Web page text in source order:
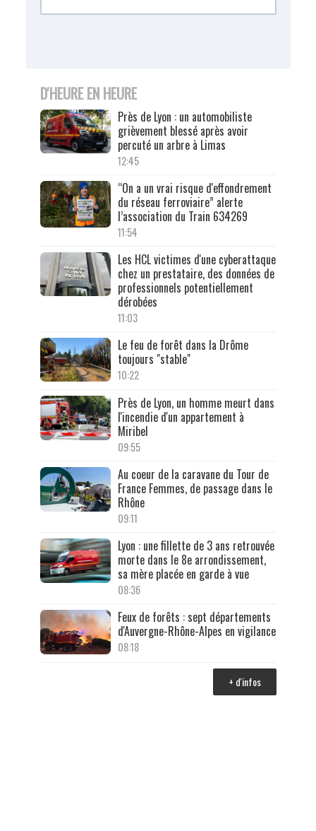
D'HEURE EN HEURE
Près de Lyon : un automobiliste
grièvement blessé après avoir
percuté un arbre à Limas
12:45
“On a un vrai risque d'effondrement
du réseau ferroviaire” alerte
l’association du Train 634269
11:54
Les HCL victimes d'une cyberattaque
chez un prestataire, des données de
professionnels potentiellement
dérobées
11:03
Le feu de forêt dans la Drôme
toujours "stable"
10:22
Près de Lyon, un homme meurt dans
l'incendie d'un appartement à
Miribel
09:55
Au coeur de la caravane du Tour de
France Femmes, de passage dans le
Rhône
09:11
Lyon : une fillette de 3 ans retrouvée
morte dans le 8e arrondissement,
sa mère placée en garde à vue
08:36
Feux de forêts : sept départements
d'Auvergne-Rhône-Alpes en vigilance
08:18
+ d'infos